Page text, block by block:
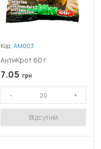
Код: АМ003
АнтиКрот 60 г
7.05 грн
Відсутній